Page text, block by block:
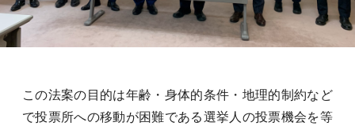
この法案の目的は年齢・身体的条件・地理的制約など
で投票所への移動が困難である選挙人の投票機会を等